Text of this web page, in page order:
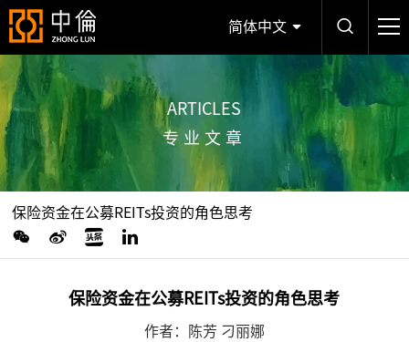
简体中文
ARTICLES
专业文章
保险资金在公募REITs投资的角色思考
保险资金在公募REITs投资的角色思考
作者：陈芳 刁丽娜